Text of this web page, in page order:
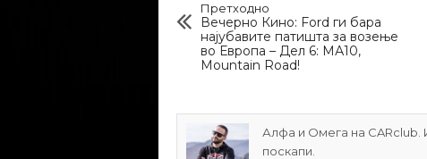
Претходно
Вечерно Кино: Ford ги бара
најубавите патишта за возење
во Европа – Дел 6: МА10,
Mountain Road!
Алфа и Омега на CARclub.
поскапи.